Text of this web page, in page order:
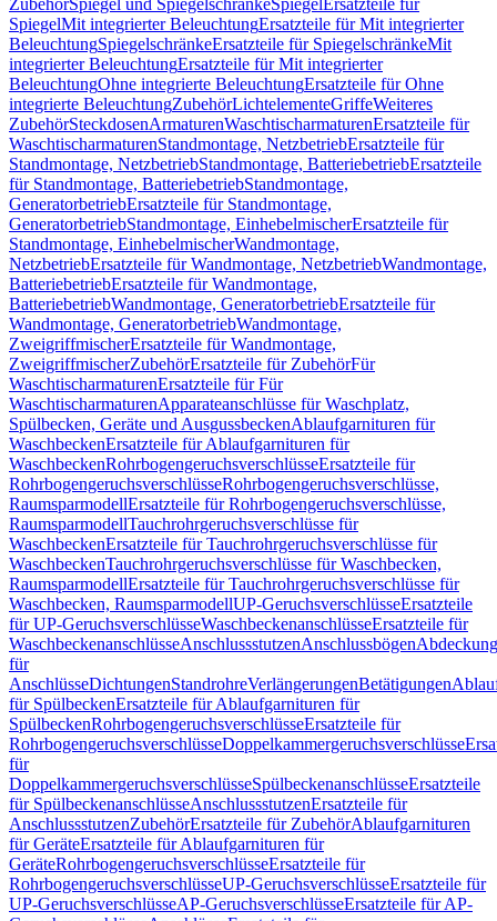
ZubehörSpiegel und SpiegelschränkeSpiegel Ersatzteile für
SpiegelMit integrierter BeleuchtungErsatzteile für Mit integrierter
BeleuchtungSpiegelschränkeErsatzteile für SpiegelschränkeMit
integrierter BeleuchtungErsatzteile für Mit integrierter
BeleuchtungOhne integrierte BeleuchtungErsatzteile für Ohne
integrierte BeleuchtungZubehörLichtelementeGriffeWeiteres
ZubehörSteckdosenArmaturenWaschtischarmaturenErsatzteile für
WaschtischarmaturenStandmontage, NetzbetriebErsatzteile für
Standmontage, NetzbetriebStandmontage, BatteriebetriebErsatzteile
für Standmontage, BatteriebetriebStandmontage,
GeneratorbetriebErsatzteile für Standmontage,
GeneratorbetriebStandmontage, EinhebelmischerErsatzteile für
Standmontage, EinhebelmischerWandmontage,
NetzbetriebErsatzteile für Wandmontage, NetzbetriebWandmontage,
BatteriebetriebErsatzteile für Wandmontage,
BatteriebetriebWandmontage, GeneratorbetriebErsatzteile für
Wandmontage, GeneratorbetriebWandmontage,
ZweigriffmischerErsatzteile für Wandmontage,
ZweigriffmischerZubehörErsatzteile für ZubehörFür
WaschtischarmaturenErsatzteile für Für
WaschtischarmaturenApparateanschlüsse für Waschplatz,
Spülbecken, Geräte und AusgussbeckenAblaufgarnituren für
WaschbeckenErsatzteile für Ablaufgarnituren für
WaschbeckenRohrbogengeruchsverschlüsseErsatzteile für
RohrbogengeruchsverschlüsseRohrbogengeruchsverschlüsse,
RaumsparmodellErsatzteile für Rohrbogengeruchsverschlüsse,
RaumsparmodellTauchrohrgeruchsverschlüsse für
WaschbeckenErsatzteile für Tauchrohrgeruchsverschlüsse für
WaschbeckenTauchrohrgeruchsverschlüsse für Waschbecken,
RaumsparmodellErsatzteile für Tauchrohrgeruchsverschlüsse für
Waschbecken, RaumsparmodellUP-GeruchsverschlüsseErsatzteile
für UP-GeruchsverschlüsseWaschbeckenanschlüsseErsatzteile für
WaschbeckenanschlüsseAnschlussstutzenAnschlussbögen
für
AnschlüsseDichtungenStandrohreVerlängerungenBetätigungen
für SpülbeckenErsatzteile für Ablaufgarnituren für
SpülbeckenRohrbogengeruchsverschlüsseErsatzteile für
RohrbogengeruchsverschlüsseDoppelkammergeruchsverschlüsse
für
DoppelkammergeruchsverschlüsseSpülbeckenanschlüsseErsatzteile
für SpülbeckenanschlüsseAnschlussstutzenErsatzteile für
AnschlussstutzenZubehörErsatzteile für ZubehörAblaufgarnituren
für GeräteErsatzteile für Ablaufgarnituren für
GeräteRohrbogengeruchsverschlüsseErsatzteile für
RohrbogengeruchsverschlüsseUP-GeruchsverschlüsseErsatzteile für
UP-GeruchsverschlüsseAP-GeruchsverschlüsseErsatzteile für AP-